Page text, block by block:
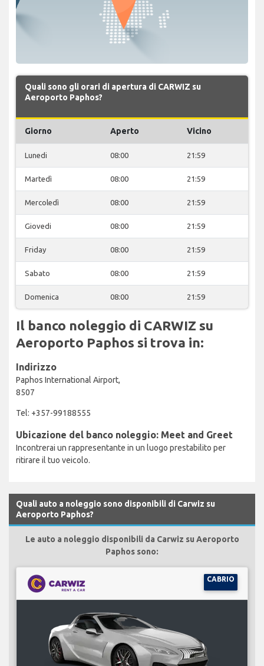
Quali sono gli orari di apertura di CARWIZ su
Aeroporto Paphos?
Giorno Aperto Vicino
Lunedi 08:00 21:59
Martedì 08:00 21:59
Mercoledì 08:00 21:59
Giovedi 08:00 21:59
Friday 08:00 21:59
Sabato 08:00 21:59
Domenica 08:00 21:59
Il banco noleggio di CARWIZ su
Aeroporto Paphos si trova in:
Indirizzo
Paphos International Airport,
8507
Tel: +357-99188555
Ubicazione del banco noleggio: Meet and Greet
Incontrerai un rappresentante in un luogo prestabilito per
ritirare il tuo veicolo.
Quali auto a noleggio sono disponibili di Carwiz su
Aeroporto Paphos?
Le auto a noleggio disponibili da Carwiz su Aeroporto
Paphos sono:
CABRIO